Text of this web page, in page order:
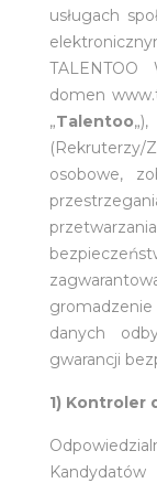
usługach
TALENTOO
domen
„Talentoo
(Rekruterzy/
osobowe,
danych
gwarancji
1) Kontroler